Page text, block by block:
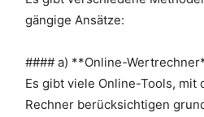
gängige Ansätze:
#### a) **Online-
Es gibt viele Online-Tools, mit
Rechner berücksichtigen